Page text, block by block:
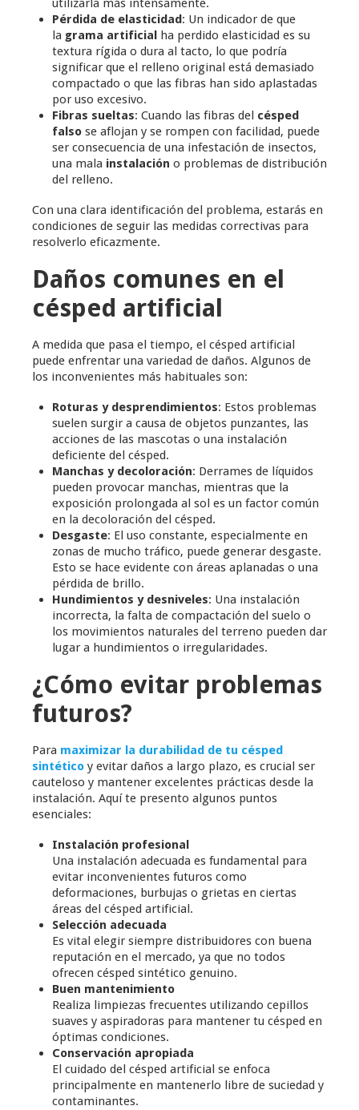
utilizarla más intensamente.
Pérdida de elasticidad: Un indicador de que
la grama artificial
ha perdido elasticidad es su
textura rígida o dura al tacto, lo que podría
significar que el relleno original está demasiado
compactado o que las fibras han sido aplastadas
por uso excesivo.
Fibras sueltas: Cuando las fibras del césped
falso se aflojan y se rompen con facilidad, puede
ser consecuencia de una infestación de insectos,
una mala instalación o problemas de distribución
del relleno.
Con una clara identificación del problema, estarás en
condiciones de seguir las medidas correctivas para
resolverlo eficazmente.
Daños comunes en el
césped artificial
A medida que pasa el tiempo, el césped artificial
puede enfrentar una variedad de daños. Algunos de
los inconvenientes más habituales son:
Roturas y desprendimientos: Estos problemas
suelen surgir a causa de objetos punzantes, las
acciones de las mascotas o una instalación
deficiente del césped.
Manchas y decoloración: Derrames de líquidos
pueden provocar manchas, mientras que la
exposición prolongada al sol es un factor común
en la decoloración del césped.
Desgaste: El uso constante, especialmente en
zonas de mucho tráfico, puede generar desgaste.
Esto se hace evidente con áreas aplanadas o una
pérdida de brillo.
Hundimientos y desniveles: Una instalación
incorrecta, la falta de compactación del suelo o
los movimientos naturales del terreno pueden dar
lugar a hundimientos o irregularidades.
¿Cómo evitar problemas
futuros?
Para maximizar la durabilidad de tu césped
sintético y evitar daños a largo plazo, es crucial ser
cauteloso y mantener excelentes prácticas desde la
instalación. Aquí te presento algunos puntos
esenciales:
Instalación profesional
Una instalación adecuada es fundamental para
evitar inconvenientes futuros como
deformaciones, burbujas o grietas en ciertas
áreas del césped artificial.
Selección adecuada
Es vital elegir siempre distribuidores con buena
reputación en el mercado, ya que no todos
ofrecen césped sintético genuino.
Buen mantenimiento
Realiza limpiezas frecuentes utilizando cepillos
suaves y aspiradoras para mantener tu césped en
óptimas condiciones.
Conservación apropiada
El cuidado del césped artificial se enfoca
principalmente en mantenerlo libre de suciedad y
contaminantes.